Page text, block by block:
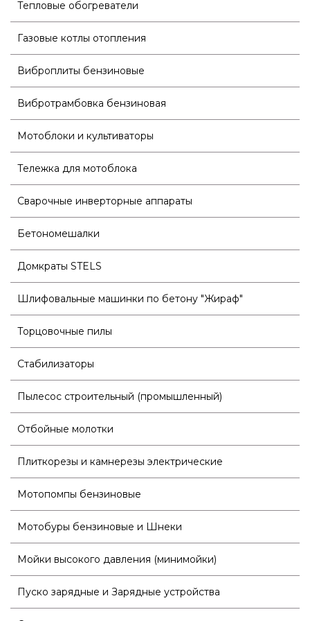
Тепловые обогреватели
Газовые котлы отопления
Виброплиты бензиновые
Вибротрамбовка бензиновая
Мотоблоки и культиваторы
Тележка для мотоблока
Сварочные инверторные аппараты
Бетономешалки
Домкраты STELS
Шлифовальные машинки по бетону "Жираф"
Торцовочные пилы
Стабилизаторы
Пылесос строительный (промышленный)
Отбойные молотки
Плиткорезы и камнерезы электрические
Мотопомпы бензиновые
Мотобуры бензиновые и Шнеки
Мойки высокого давления (минимойки)
Пуско зарядные и Зарядные устройства